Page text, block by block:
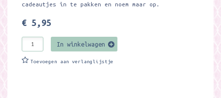
cadeautjes in te pakken en noem maar op.
€ 5,95
In winkelwagen
Toevoegen aan verlanglijstje